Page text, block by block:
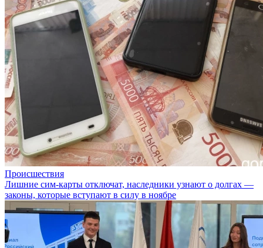
Происшествия
Лишние сим-карты отключат, наследники узнают о долгах —
законы, которые вступают в силу в ноябре